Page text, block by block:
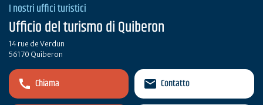
I nostri uffici turistici
Ufficio del turismo di Quiberon
14 rue de Verdun
56170 Quiberon
Chiama Contatto